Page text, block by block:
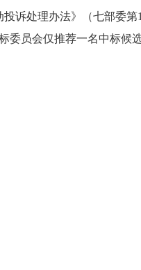
诉处理办法》（七部委第
委员会仅推荐一名中标候